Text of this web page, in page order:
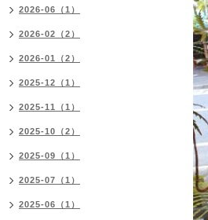
2026-06（1）
2026-02（2）
2026-01（2）
2025-12（1）
2025-11（1）
2025-10（2）
2025-09（1）
2025-07（1）
2025-06（1）